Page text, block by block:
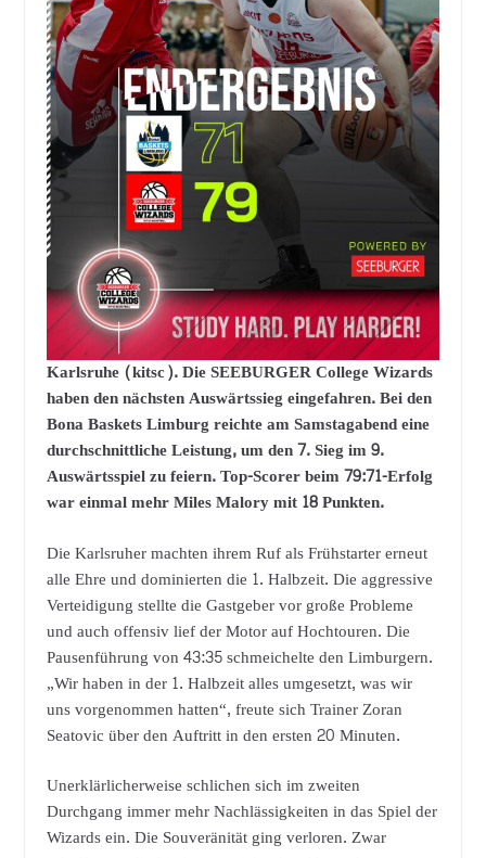
Karlsruhe (kitsc). Die SEEBURGER College Wizards
haben den nächsten Auswärtssieg eingefahren. Bei den
Bona Baskets Limburg reichte am Samstagabend eine
durchschnittliche Leistung, um den 7. Sieg im 9.
Auswärtsspiel zu feiern. Top-Scorer beim 79:71-Erfolg
war einmal mehr Miles Malory mit 18 Punkten.
Die Karlsruher machten ihrem Ruf als Frühstarter erneut
alle Ehre und dominierten die 1. Halbzeit. Die aggressive
Verteidigung stellte die Gastgeber vor große Probleme
und auch offensiv lief der Motor auf Hochtouren. Die
Pausenführung von 43:35 schmeichelte den Limburgern.
„Wir haben in der 1. Halbzeit alles umgesetzt, was wir
uns vorgenommen hatten“, freute sich Trainer Zoran
Seatovic über den Auftritt in den ersten 20 Minuten.
Unerklärlicherweise schlichen sich im zweiten
Durchgang immer mehr Nachlässigkeiten in das Spiel der
Wizards ein. Die Souveränität ging verloren. Zwar